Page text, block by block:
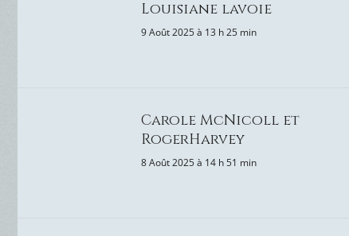
Louisiane lavoie
9 Août 2025 à 13 h 25 min
Carole McNicoll et
RogerHarvey
8 Août 2025 à 14 h 51 min